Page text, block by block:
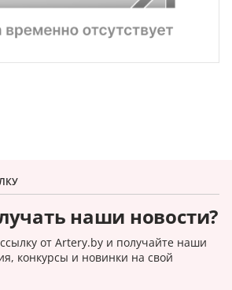
наши новости?
от Artery.by и получайте наши
конкурсы и новинки на свой